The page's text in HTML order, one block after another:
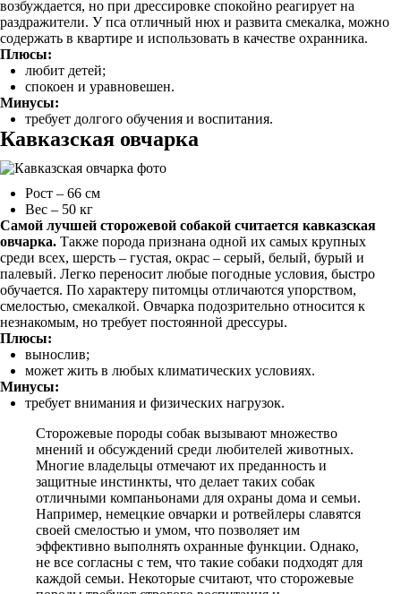
возбуждается, но при дрессировке спокойно реагирует на
раздражители. У пса отличный нюх и развита смекалка, можно
содержать в квартире и использовать в качестве охранника.
Плюсы:
любит детей;
спокоен и уравновешен.
Минусы:
требует долгого обучения и воспитания.
Кавказская овчарка
Рост – 66 см
Вес – 50 кг
Самой лучшей сторожевой собакой считается кавказская
овчарка. Также порода признана одной их самых крупных
среди всех, шерсть – густая, окрас – серый, белый, бурый и
палевый. Легко переносит любые погодные условия, быстро
обучается. По характеру питомцы отличаются упорством,
смелостью, смекалкой. Овчарка подозрительно относится к
незнакомым, но требует постоянной дрессуры.
Плюсы:
вынослив;
может жить в любых климатических условиях.
Минусы:
требует внимания и физических нагрузок.
Сторожевые породы собак вызывают множество
мнений и обсуждений среди любителей животных.
Многие владельцы отмечают их преданность и
защитные инстинкты, что делает таких собак
отличными компаньонами для охраны дома и семьи.
Например, немецкие овчарки и ротвейлеры славятся
своей смелостью и умом, что позволяет им
эффективно выполнять охранные функции. Однако,
не все согласны с тем, что такие собаки подходят для
каждой семьи. Некоторые считают, что сторожевые